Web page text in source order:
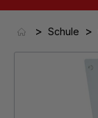
> Schule >